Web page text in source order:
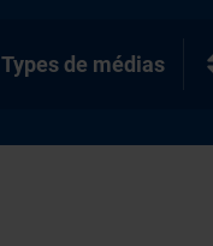
Types de médias